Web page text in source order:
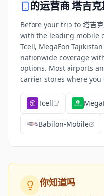
的运营商塔吉
Before your trip to 塔吉
with the leading mobile
Tcell, MegaFon
nationwide coverage
options. Most airports
carrier stores where you
Tcell
Babilon-Mobile
你知道吗